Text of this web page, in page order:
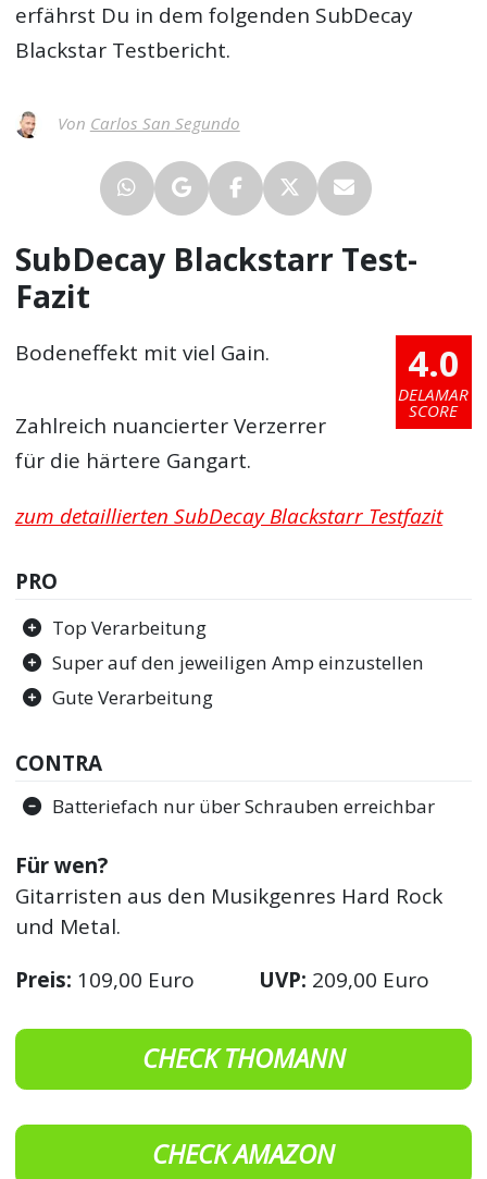
erfährst Du in dem folgenden SubDecay
Blackstar Testbericht.
Von Carlos San Segundo
SubDecay Blackstarr Test-
Fazit
4.0
DELAMAR
SCORE
Bodeneffekt mit viel Gain.
Zahlreich nuancierter Verzerrer
für die härtere Gangart.
zum detaillierten SubDecay Blackstarr Testfazit
PRO
Top Verarbeitung
Super auf den jeweiligen Amp einzustellen
Gute Verarbeitung
CONTRA
Batteriefach nur über Schrauben erreichbar
Für wen?
Gitarristen aus den Musikgenres Hard Rock
und Metal.
Preis: 109,00 Euro UVP: 209,00 Euro
CHECK THOMANN
CHECK AMAZON